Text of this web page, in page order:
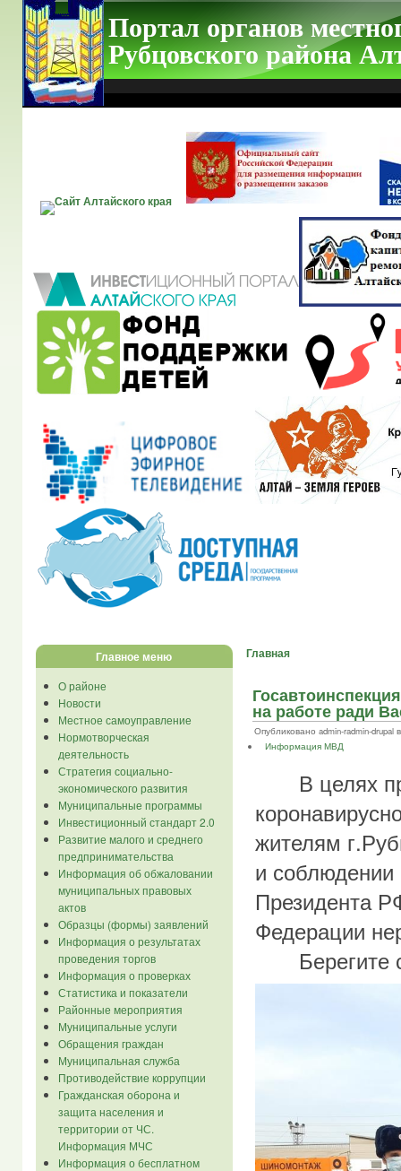
Портал органов
Рубцовского района
Главное меню
О районе
Новости
Местное самоуправление
Нормотворческая
деятельность
Стратегия социально-
экономического развития
Муниципальные программы
Инвестиционный стандарт 2.0
Развитие малого и среднего
предпринимательства
Информация об обжаловании
муниципальных правовых
актов
Образцы (формы) заявлений
Информация о результатах
проведения торгов
Информация о проверках
Статистика и показатели
Районные мероприятия
Муниципальные услуги
Обращения граждан
Муниципальная служба
Противодействие коррупции
Гражданская оборона и
защита населения и
территории от ЧС.
Информация МЧС
Информация о бесплатном
Главная
на работе ради
Опубликовано admin-radmin-drupal
Информация МВД
В целях
жителям
и соблюдении
Президента
Федерации
Берегите